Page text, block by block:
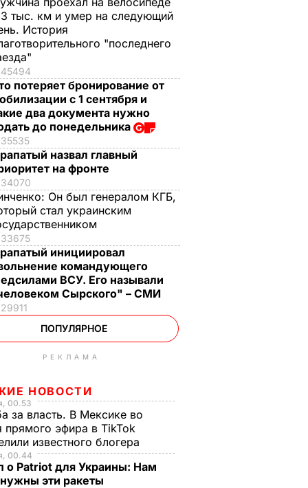
тыс. км и умер на следующий
История
"последнего
45494
потеряет бронирование от
с 1 сентября и
два документа нужно
до понедельника
35535
назвал главный
на фронте
34070
Он был генералом КГБ,
стал украинским
33675
инициировал
командующего
ВСУ. Его называли
Сырского" – СМИ
29911
ПОПУЛЯРНОЕ
РЕКЛАМА
НОВОСТИ
00.53
за власть. В Мексике во
прямого эфира в TikTok
известного блогера
00.44
о Patriot для Украины: Нам
эти ракеты